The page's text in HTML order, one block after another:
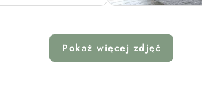
Pokaż więcej zdjęć